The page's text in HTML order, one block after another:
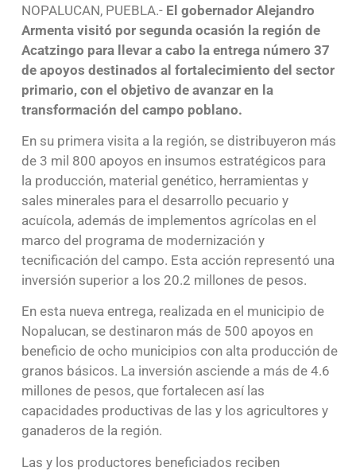
NOPALUCAN, PUEBLA.- El gobernador Alejandro
Armenta visitó por segunda ocasión la región de
Acatzingo para llevar a cabo la entrega número 37
de apoyos destinados al fortalecimiento del sector
primario, con el objetivo de avanzar en la
transformación del campo poblano.
En su primera visita a la región, se distribuyeron más
de 3 mil 800 apoyos en insumos estratégicos para
la producción, material genético, herramientas y
sales minerales para el desarrollo pecuario y
acuícola, además de implementos agrícolas en el
marco del programa de modernización y
tecnificación del campo. Esta acción representó una
inversión superior a los 20.2 millones de pesos.
En esta nueva entrega, realizada en el municipio de
Nopalucan, se destinaron más de 500 apoyos en
beneficio de ocho municipios con alta producción de
granos básicos. La inversión asciende a más de 4.6
millones de pesos, que fortalecen así las
capacidades productivas de las y los agricultores y
ganaderos de la región.
Las y los productores beneficiados reciben